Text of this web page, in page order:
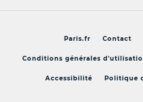
Paris.fr Contact
Conditions générales
Accessibilité Politique